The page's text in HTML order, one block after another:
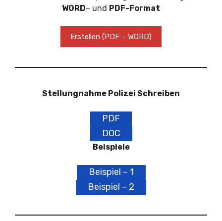
WORD– und PDF-Format
Erstellen (PDF – WORD)
Stellungnahme Polizei Schreiben
PDF
DOC
Beispiele
Beispiel – 1
Beispiel – 2